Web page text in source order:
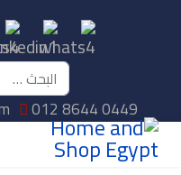
البحث
012 8644 0449